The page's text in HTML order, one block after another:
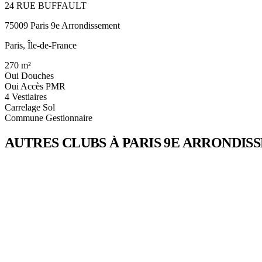
24 RUE BUFFAULT
75009 Paris 9e Arrondissement
Paris, Île-de-France
270 m²
Oui Douches
Oui Accès PMR
4 Vestiaires
Carrelage Sol
Commune Gestionnaire
AUTRES CLUBS À PARIS 9E